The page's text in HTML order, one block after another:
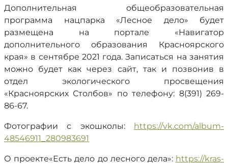
Дополнительная общеобразовательная
программа нацпарка «Лесное дело» будет
размещена на портале «Навигатор
дополнительного образования Красноярского
края» в сентябре 2021 года. Записаться на занятия
можно будет как через сайт, так и позвонив в
отдел экологического просвещения
«Красноярских Столбов» по телефону: 8(391) 269-
86-67.
Фотографии с экошколы: https://vk.com/album-
48546911_280983691
О проекте«Есть дело до лесного дела»: https://kras-